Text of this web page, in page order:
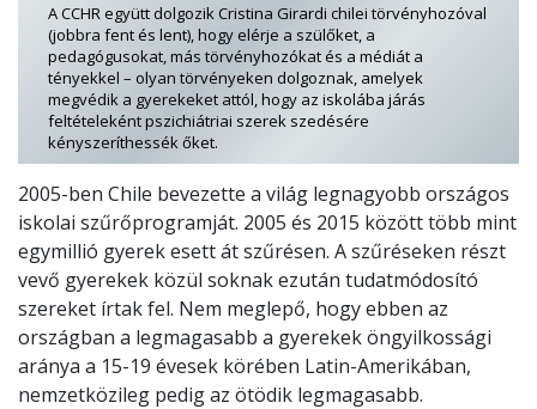
A CCHR együtt dolgozik Cristina Girardi chilei törvényhozóval
(jobbra fent és lent), hogy elérje a szülőket, a
pedagógusokat, más törvényhozókat és a médiát a
tényekkel – olyan törvényeken dolgoznak, amelyek
megvédik a gyerekeket attól, hogy az iskolába járás
feltételeként pszichiátriai szerek szedésére
kényszeríthessék őket.
2005-ben Chile bevezette a világ legnagyobb országos
iskolai szűrőprogramját. 2005 és 2015 között több mint
egymillió gyerek esett át szűrésen. A szűréseken részt
vevő gyerekek közül soknak ezután tudatmódosító
szereket írtak fel. Nem meglepő, hogy ebben az
országban a legmagasabb a gyerekek öngyilkossági
aránya a 15-19 évesek körében Latin-Amerikában,
nemzetközileg pedig az ötödik legmagasabb.